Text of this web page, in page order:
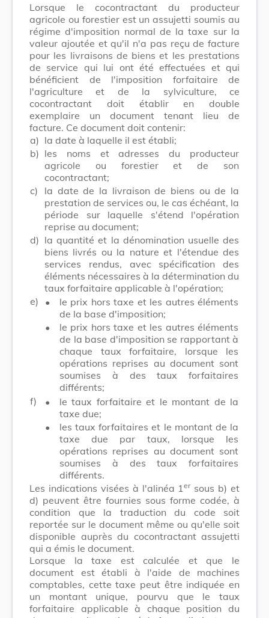
Lorsque le cocontractant du producteur
agricole ou forestier est un assujetti soumis au
régime d'imposition normal de la taxe sur la
valeur ajoutée et qu'il n'a pas reçu de facture
pour les livraisons de biens et les prestations
de service qui lui ont été effectuées et qui
bénéficient de l'imposition forfaitaire de
l'agriculture et de la sylviculture, ce
cocontractant doit établir en double
exemplaire un document tenant lieu de
facture. Ce document doit contenir:
a) la date à laquelle il est établi;
b) les noms et adresses du producteur
agricole ou forestier et de son
cocontractant;
c)
la date de la livraison de biens ou de la
prestation de services ou, le cas échéant, la
période sur laquelle s'étend l'opération
reprise au document;
d) la quantité et la dénomination usuelle des
biens livrés ou la nature et l'étendue des
services rendus, avec spécification des
éléments nécessaires à la détermination du
taux forfaitaire applicable à l'opération;
e)
•
le prix hors taxe et les autres éléments
de la base d'imposition;
•
le prix hors taxe et les autres éléments
de la base d'imposition se rapportant à
chaque taux forfaitaire, lorsque les
opérations reprises au document sont
soumises à des taux forfaitaires
différents;
f)
•
le taux forfaitaire et le montant de la
taxe due;
•
les taux forfaitaires et le montant de la
taxe due par taux, lorsque les
opérations reprises au document sont
soumises à des taux forfaitaires
différents.
Les indications visées à l'alinéa 1ersous b) et
d) peuvent être fournies sous forme codée, à
condition que la traduction du code soit
reportée sur le document même ou qu'elle soit
disponible auprès du cocontractant assujetti
qui a émis le document.
Lorsque la taxe est calculée et que le
document est établi à l'aide de machines
comptables, cette taxe peut être indiquée en
un montant unique, pourvu que le taux
forfaitaire applicable à chaque position du